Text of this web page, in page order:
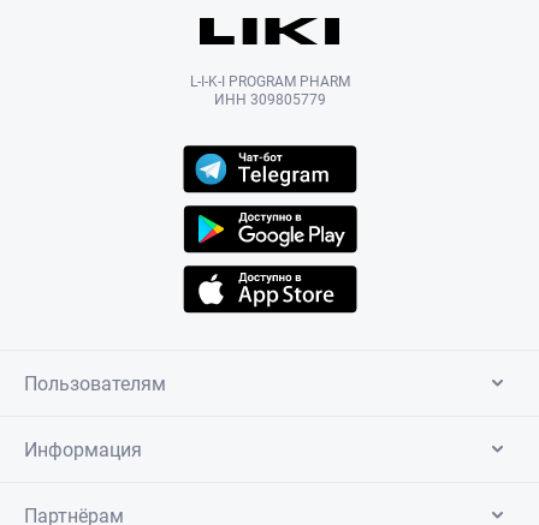
L-I-K-I PROGRAM PHARM
ИНН 309805779
Пользователям
Информация
Партнёрам